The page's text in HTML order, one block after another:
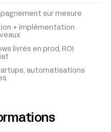
sur mesure
+ implémentation
livrés en prod, ROI
automatisations